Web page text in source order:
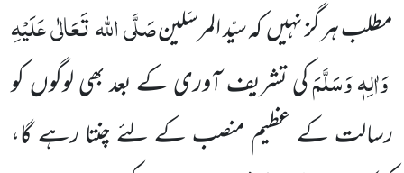
مطلب ہر گز نہیںکہ سیّد المرسَلینصَلَّیاللہتَعَالٰیعَلَیْہِ
وَاٰلِہٖ وَسَلَّمَکی تشریفآوری کے بعد بھی لوگوںکو
رسالت کے عظیم منصب کے لئے چنتا رہے گا،